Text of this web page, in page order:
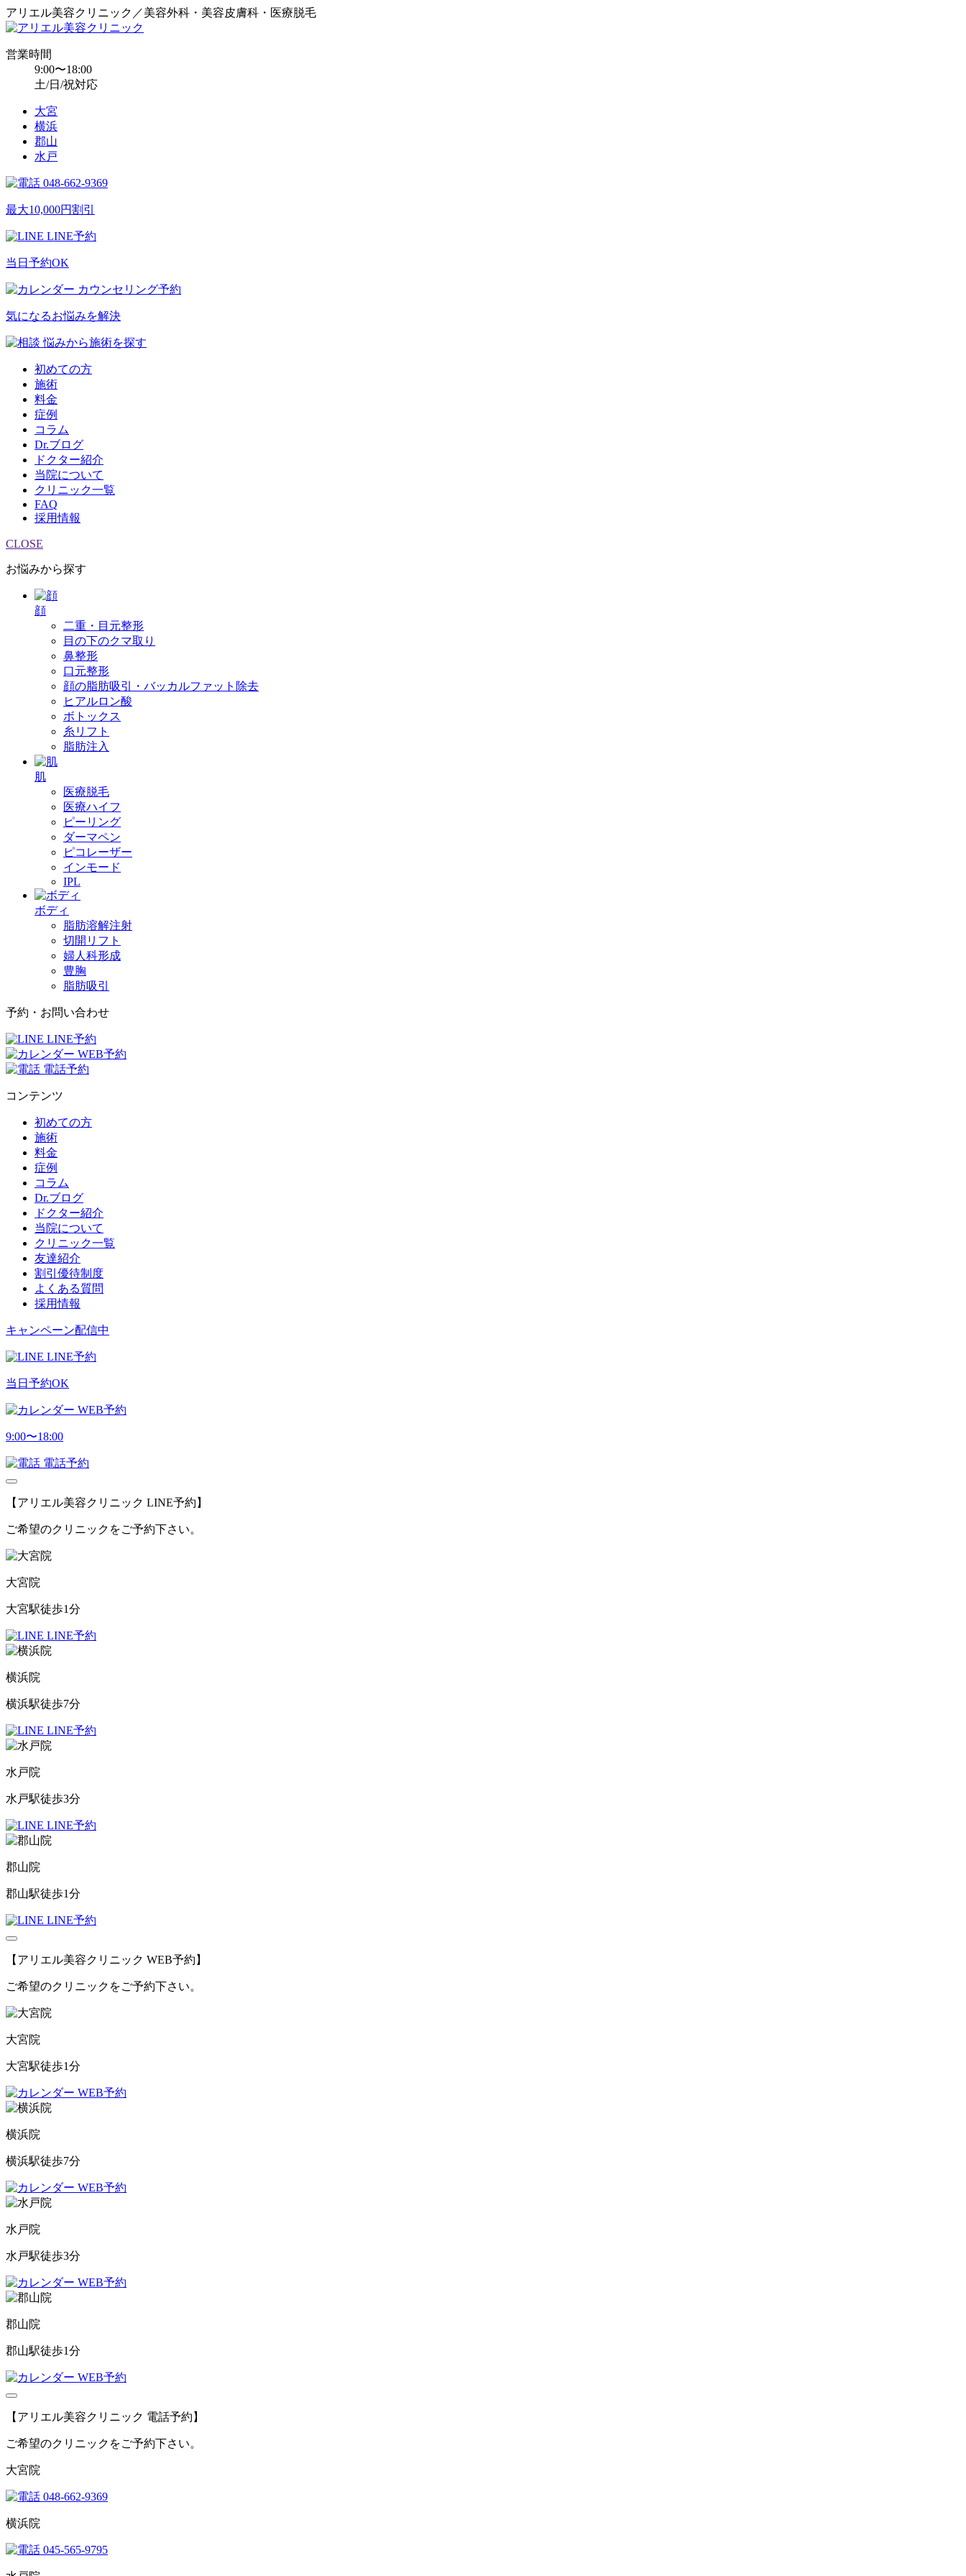
アリエル美容クリニック／美容外科・美容皮膚科・医療脱毛
営業時間
9:00〜18:00
土/日/祝対応
大宮
横浜
郡山
水戸
048-662-9369
最大10,000円割引
LINE予約
当日予約OK
カウンセリング予約
気になるお悩みを解決
悩みから施術を探す
初めての方
施術
料金
症例
コラム
Dr.ブログ
ドクター紹介
当院について
クリニック一覧
FAQ
採用情報
CLOSE
お悩みから探す
顔
二重・目元整形
目の下のクマ取り
鼻整形
口元整形
顔の脂肪吸引・バッカルファット除去
ヒアルロン酸
ボトックス
糸リフト
脂肪注入
肌
医療脱毛
医療ハイフ
ピーリング
ダーマペン
ピコレーザー
インモード
IPL
ボディ
脂肪溶解注射
切開リフト
婦人科形成
豊胸
脂肪吸引
予約・お問い合わせ
LINE予約
WEB予約
電話予約
コンテンツ
初めての方
施術
料金
症例
コラム
Dr.ブログ
ドクター紹介
当院について
クリニック一覧
友達紹介
割引優待制度
よくある質問
採用情報
キャンペーン配信中
LINE予約
当日予約OK
WEB予約
9:00〜18:00
電話予約
【アリエル美容クリニック LINE予約】
ご希望のクリニックをご予約下さい。
大宮院
大宮駅徒歩1分
LINE予約
横浜院
横浜駅徒歩7分
LINE予約
水戸院
水戸駅徒歩3分
LINE予約
郡山院
郡山駅徒歩1分
LINE予約
【アリエル美容クリニック WEB予約】
ご希望のクリニックをご予約下さい。
大宮院
大宮駅徒歩1分
WEB予約
横浜院
横浜駅徒歩7分
WEB予約
水戸院
水戸駅徒歩3分
WEB予約
郡山院
郡山駅徒歩1分
WEB予約
【アリエル美容クリニック 電話予約】
ご希望のクリニックをご予約下さい。
大宮院
048-662-9369
横浜院
045-565-9795